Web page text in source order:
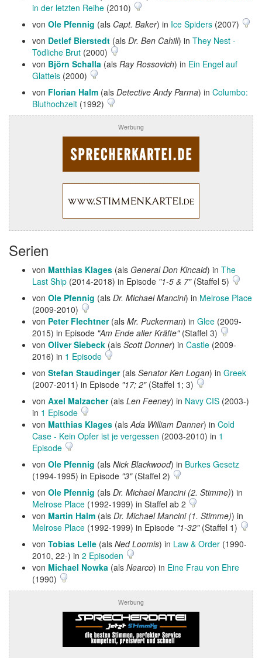
in der letzten Reihe (2010)
von Ole Pfennig (als Capt. Baker) in Ice Spiders (2007)
von Detlef Bierstedt (als Dr. Ben Cahill) in They Nest -
Tödliche Brut (2000)
von Björn Schalla (als Ray Rossovich) in Ein Engel auf
Glatteis (2000)
von Florian Halm (als Detective Andy Parma) in Columbo:
Bluthochzeit (1992)
Werbung
Serien
von Matthias Klages (als General Don Kincaid) in The
Last Ship (2014-2018) in Episode "1-5 & 7"(Staffel 5)
von Ole Pfennig (als Dr. Michael Mancini) in Melrose Place
(2009-2010)
von Peter Flechtner(als Mr. Puckerman) in Glee (2009-
2015) in Episode "Am Ende aller Kräfte"(Staffel 3)
von Oliver Siebeck (als Scott Donner) in Castle (2009-
2016) in 1 Episode
von Stefan Staudinger(als Senator Ken Logan) in Greek
(2007-2011) in Episode "17; 2"(Staffel 1; 3)
von Axel Malzacher(als Len Feeney) in Navy CIS (2003-)
in 1 Episode
von Matthias Klages (alsAda William Danner) in Cold
Case - Kein Opfer ist je vergessen (2003-2010) in 1
Episode
von Ole Pfennig (als Nick Blackwood) in Burkes Gesetz
(1994-1995) in Episode "3"(Staffel 2)
von Ole Pfennig (als Dr. Michael Mancini (2. Stimme)) in
Melrose Place (1992-1999) in Staffel ab 2
von Martin Halm (als Dr. Michael Mancini (1. Stimme)) in
Melrose Place (1992-1999) in Episode "1-32"(Staffel 1)
von Tobias Lelle (als Ned Loomis) in Law & Order (1990-
2010, 22-) in 2 Episoden
von Michael Nowka (als Nearco) in Eine Frau von Ehre
(1990)
Werbung